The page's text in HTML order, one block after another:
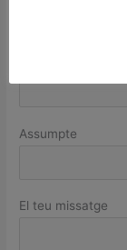
Assumpte
El teu missatge